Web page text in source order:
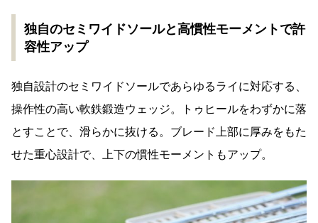
独自のセミワイドソールと高慣性モーメントで許
容性アップ
独自設計のセミワイドソールであらゆるライに対応する、
操作性の高い軟鉄鍛造ウェッジ。トゥヒールをわずかに落
とすことで、滑らかに抜ける。ブレード上部に厚みをもた
せた重心設計で、上下の慣性モーメントもアップ。